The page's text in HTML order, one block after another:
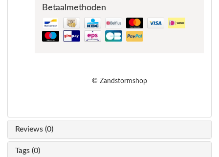
Betaalmethoden
© Zandstormshop
Reviews (0)
Tags (0)